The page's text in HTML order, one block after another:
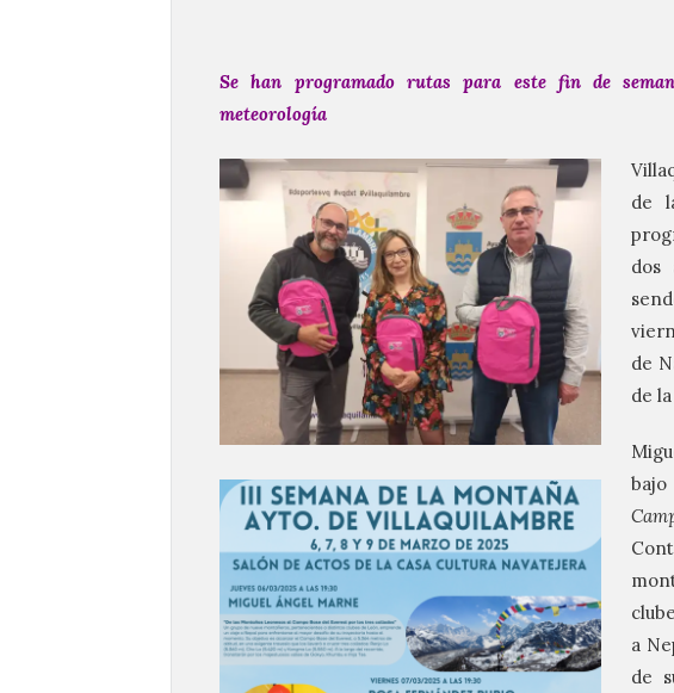
Se han programado rutas para este fin de
meteorología
de
dos
de
de
a
de